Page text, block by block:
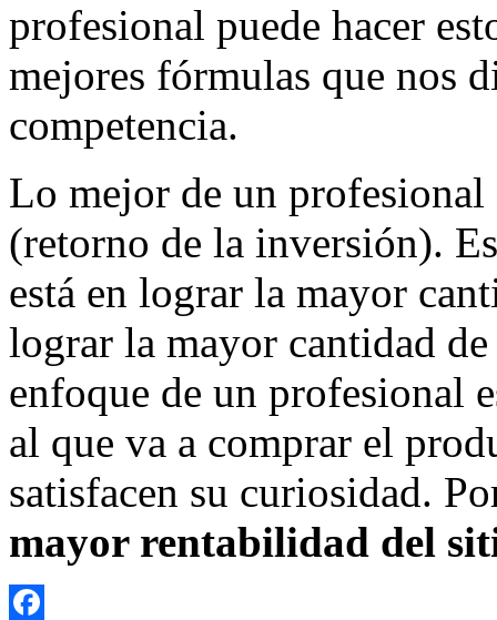
profesional puede hacer
mejores fórmulas que nos
competencia.
Lo mejor de un profesional
(retorno de la inversión).
está en lograr la mayor
lograr la mayor cantidad
enfoque de un profesional
al que va a comprar el
satisfacen su curiosidad.
mayor rentabilidad del